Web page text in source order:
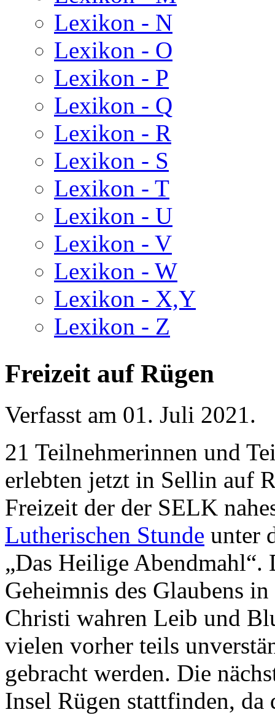
Lexikon - N
Lexikon - O
Lexikon - P
Lexikon - Q
Lexikon - R
Lexikon - S
Lexikon - T
Lexikon - U
Lexikon - V
Lexikon - W
Lexikon - X,Y
Lexikon - Z
Freizeit auf Rügen
Verfasst am 01. Juli 2021.
21 Teilnehmerinnen und
erlebten jetzt in Sellin auf
Freizeit der der SELK
Lutherischen Stunde unter
„Das Heilige Abendmahl“.
Geheimnis des Glaubens
Christi wahren Leib und
vielen vorher teils
gebracht werden. Die
Insel Rügen stattfinden, da